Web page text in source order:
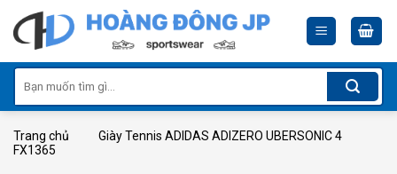
content
kiếm:
Trang chủ
Giày Tennis ADIDAS ADIZERO UBERSONIC 4
FX1365